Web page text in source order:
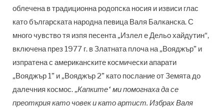
облечена в традиционна родопска носия и извиси глас
като българската народна певица Валя Балканска. С
много чувство тя изпя песента „Излел е Дельо хайдутин“,
включена през 1977 г. в Златната плоча на „Вояджър” и
изпратена с американските космически апарати
„Вояджър 1” и „Вояджър 2” като послание от Земята до
далечния космос. „Капките“ ми помогнаха да се
преоткрия като човек и като артист. Избрах Валя